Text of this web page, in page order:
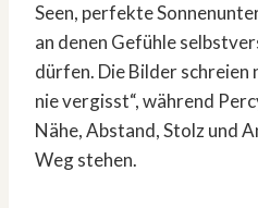
Seen, perfekte
an denen Gefühle
dürfen. Die Bilder schreien
nie vergisst“, während
Nähe, Abstand, Stolz und
Weg stehen.